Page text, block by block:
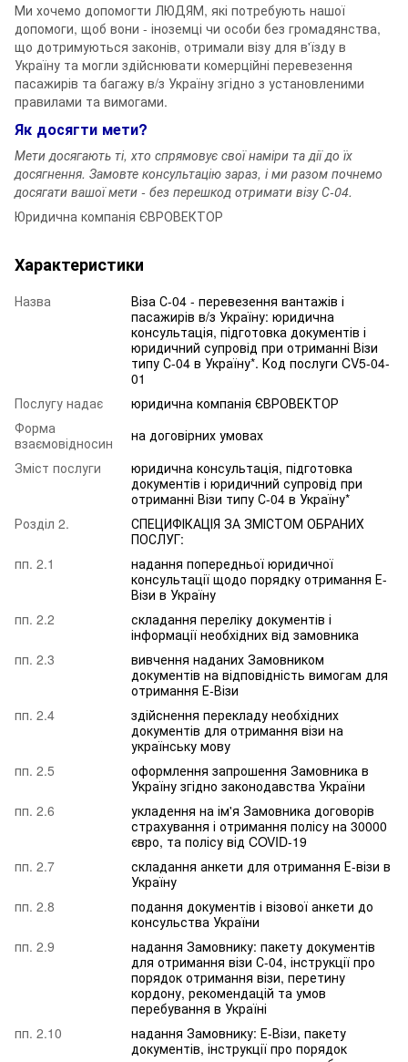
Ми хочемо допомогти ЛЮДЯМ, які потребують нашої
допомоги, щоб вони - іноземці чи особи без громадянства,
що дотримуються законів, отримали візу для в'їзду в
Україну та могли здійснювати комерційні перевезення
пасажирів та багажу в/з Україну згідно з установленими
правилами та вимогами.
Як досягти мети?
Мети досягають ті, хто спрямовує свої наміри та дії до їх
досягнення. Замовте консультацію зараз, і ми разом почнемо
досягати вашої мети - без перешкод отримати візу С-04.
Юридична компанія ЄВРОВЕКТОР
Характеристики
Назва
Віза С-04 - перевезення вантажів і
пасажирів в/з Україну: юридична
консультація, підготовка документів і
юридичний супровід при отриманні Візи
типу С-04 в Україну*. Код послуги CV5-04-
01
Послугу надає
юридична компанія ЄВРОВЕКТОР
Форма
взаємовідносин
на договірних умовах
Зміст послуги
юридична консультація, підготовка
документів і юридичний супровід при
отриманні Візи типу С-04 в Україну*
Розділ 2.
СПЕЦИФІКАЦІЯ ЗА ЗМІСТОМ ОБРАНИХ
ПОСЛУГ:
пп. 2.1
надання попередньої юридичної
консультації щодо порядку отримання Е-
Візи в Україну
пп. 2.2
складання переліку документів і
інформації необхідних від замовника
пп. 2.3
вивчення наданих Замовником
документів на відповідність вимогам для
отримання Е-Візи
пп. 2.4
здійснення перекладу необхідних
документів для отримання візи на
українську мову
пп. 2.5
оформлення запрошення Замовника в
Україну згідно законодавства України
пп. 2.6
укладення на ім'я Замовника договорів
страхування і отримання полісу на 30000
євро, та полісу від COVID-19
пп. 2.7
складання анкети для отримання Е-візи в
Україну
пп. 2.8
подання документів і візової анкети до
консульства України
пп. 2.9
надання Замовнику: пакету документів
для отримання візи С-04, інструкції про
порядок отримання візи, перетину
кордону, рекомендацій та умов
перебування в Україні
пп. 2.10
надання Замовнику: Е-Візи, пакету
документів, інструкції про порядок